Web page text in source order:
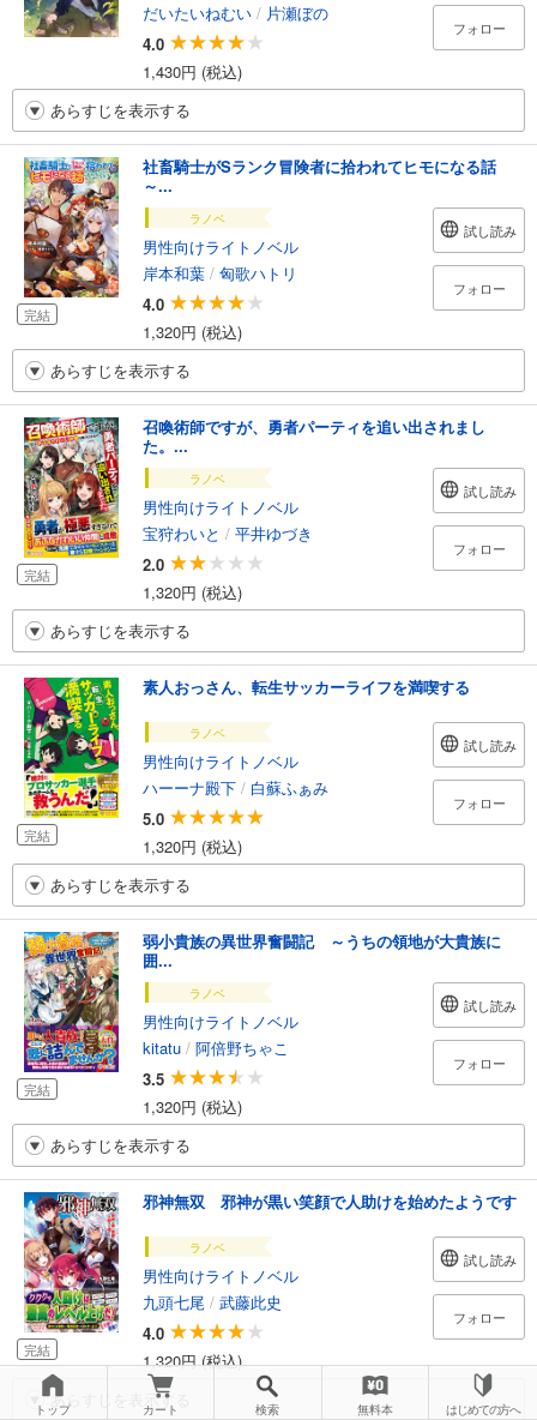
だいたいねむい / 片瀬ぼの
4.0
1,430円 (税込)
フォロー
あらすじを表示する
完結
社畜騎士がSランク冒険者に拾われてヒモになる話
～...
ラノベ
男性向けライトノベル
岸本和葉 / 匈歌ハトリ
4.0
1,320円 (税込)
試し読み
フォロー
あらすじを表示する
完結
召喚術師ですが、勇者パーティを追い出されまし
た。...
ラノベ
男性向けライトノベル
宝狩わいと / 平井ゆづき
2.0
1,320円 (税込)
試し読み
フォロー
あらすじを表示する
完結
素人おっさん、転生サッカーライフを満喫する
ラノベ
男性向けライトノベル
ハーーナ殿下 / 白蘇ふぁみ
5.0
1,320円 (税込)
試し読み
フォロー
あらすじを表示する
完結
弱小貴族の異世界奮闘記 ～うちの領地が大貴族に
囲...
ラノベ
男性向けライトノベル
kitatu / 阿倍野ちゃこ
3.5
1,320円 (税込)
試し読み
フォロー
あらすじを表示する
完結
邪神無双 邪神が黒い笑顔で人助けを始めたようです
ラノベ
男性向けライトノベル
九頭七尾 / 武藤此史
4.0
1,320円 (税込)
試し読み
フォロー
あらすじを表示する
トップ カート 検索 無料本 はじめての方へ